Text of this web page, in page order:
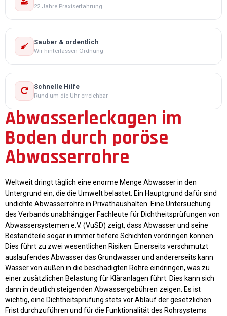
22 Jahre Praxiserfahrung
Sauber & ordentlich
Wir hinterlassen Ordnung
Schnelle Hilfe
Rund um die Uhr erreichbar
Abwasserleckagen im
Boden durch poröse
Abwasserrohre
Weltweit dringt täglich eine enorme Menge Abwasser in den
Untergrund ein, die die Umwelt belastet. Ein Hauptgrund dafür sind
undichte Abwasserrohre in Privathaushalten. Eine Untersuchung
des Verbands unabhängiger Fachleute für Dichtheitsprüfungen von
Abwassersystemen e.V. (VuSD) zeigt, dass Abwasser und seine
Bestandteile sogar in immer tiefere Schichten vordringen können.
Dies führt zu zwei wesentlichen Risiken: Einerseits verschmutzt
auslaufendes Abwasser das Grundwasser und andererseits kann
Wasser von außen in die beschädigten Rohre eindringen, was zu
einer zusätzlichen Belastung für Kläranlagen führt. Dies kann sich
dann in deutlich steigenden Abwassergebühren zeigen. Es ist
wichtig, eine Dichtheitsprüfung stets vor Ablauf der gesetzlichen
Frist durchzuführen und für die Funktionalität des Rohrsystems